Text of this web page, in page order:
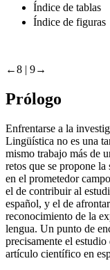
Índice de tablas
Índice de figuras
←8 | 9→
Prólogo
Enfrentarse a la
Lingüística no es una
mismo trabajo más de
retos que se propone
en el prometedor
el de contribuir al
español, y el de
reconocimiento de la
lengua. Un punto de
precisamente el
artículo científico en